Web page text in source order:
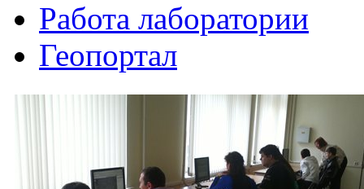
Работа лаборатории
Геопортал